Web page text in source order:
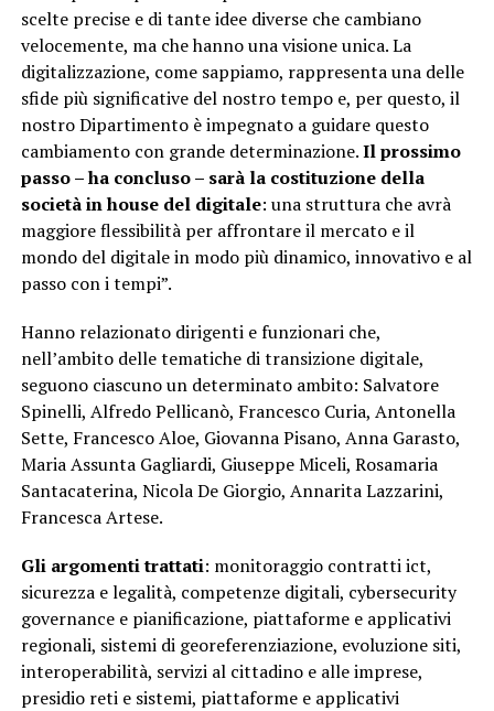
scelte precise e di tante idee diverse che cambiano
velocemente, ma che hanno una visione unica. La
digitalizzazione, come sappiamo, rappresenta una delle
sfide più significative del nostro tempo e, per questo, il
nostro Dipartimento è impegnato a guidare questo
cambiamento con grande determinazione.Il prossimo
passo – ha concluso – sarà la costituzione della
società in house del digitale: una struttura che avrà
maggiore flessibilità per affrontare il mercato e il
mondo del digitale in modo più dinamico, innovativo e al
passo con i tempi”.
Hanno relazionato dirigenti e funzionari che,
nell’ambito delle tematiche di transizione digitale,
seguono ciascuno un determinato ambito: Salvatore
Spinelli, Alfredo Pellicanò, Francesco Curia, Antonella
Sette, Francesco Aloe, Giovanna Pisano, Anna Garasto,
Maria Assunta Gagliardi, Giuseppe Miceli, Rosamaria
Santacaterina, Nicola De Giorgio, Annarita Lazzarini,
Francesca Artese.
Gli argomenti trattati: monitoraggio contratti ict,
sicurezza e legalità, competenze digitali, cybersecurity
governance e pianificazione, piattaforme e applicativi
regionali, sistemi di georeferenziazione, evoluzione siti,
interoperabilità, servizi al cittadino e alle imprese,
presidio reti e sistemi, piattaforme e applicativi